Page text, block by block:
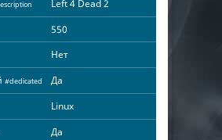
Left 4 Dead 2
550
Нет
#dedicated
Да
Linux
Да